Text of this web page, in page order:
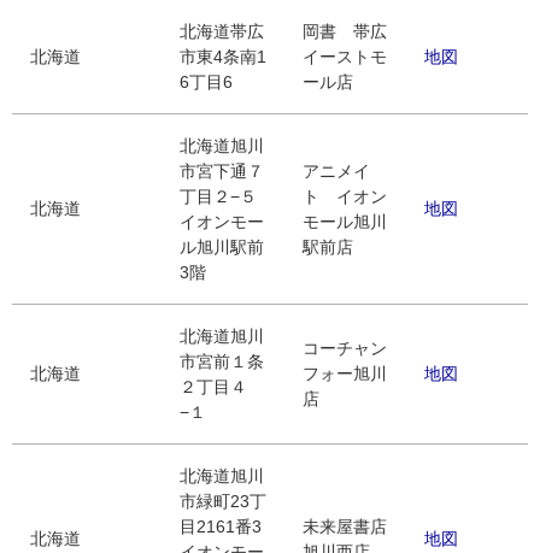
北海道
北海道帯広
市東4条南1
6丁目6
岡書 帯広
イーストモ
ール店
地図
北海道
北海道旭川
市宮下通７
丁目２−５
イオンモー
ル旭川駅前
3階
アニメイ
ト イオン
モール旭川
駅前店
地図
北海道
北海道旭川
市宮前１条
２丁目４
−１
コーチャン
フォー旭川
店
地図
北海道
北海道旭川
市緑町23丁
目2161番3
未来屋書店
地図